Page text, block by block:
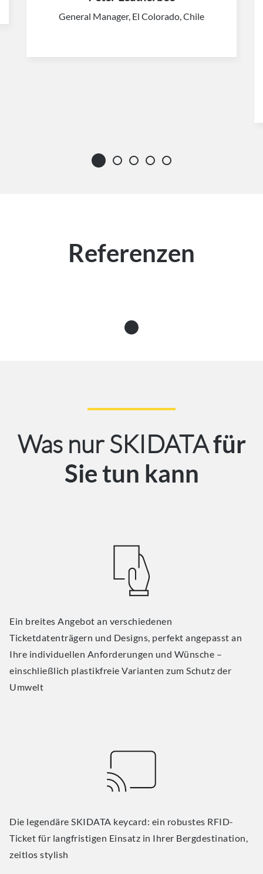
General Manager, El Colorado, Chile
Referenzen
Was nur SKIDATAfür
Sie tun kann
Ein breites Angebot an verschiedenen
Ticketdatenträgern und Designs, perfekt angepasst an
Ihre individuellen Anforderungen und Wünsche –
einschließlich plastikfreie Varianten zum Schutz der
Umwelt
Die legendäre SKIDATA keycard: ein robustes RFID-
Ticket für langfristigen Einsatz in Ihrer Bergdestination,
zeitlos stylish